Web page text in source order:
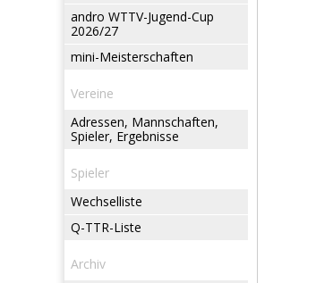
andro WTTV-Jugend-Cup
2026/27
mini-Meisterschaften
Vereine
Adressen, Mannschaften,
Spieler, Ergebnisse
Spieler
Wechselliste
Q-TTR-Liste
Archiv